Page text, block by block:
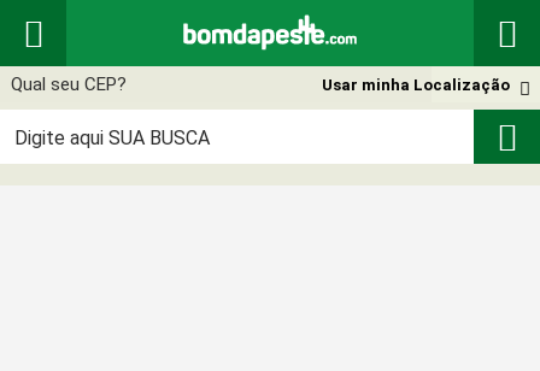
 

Usar minha Localização
